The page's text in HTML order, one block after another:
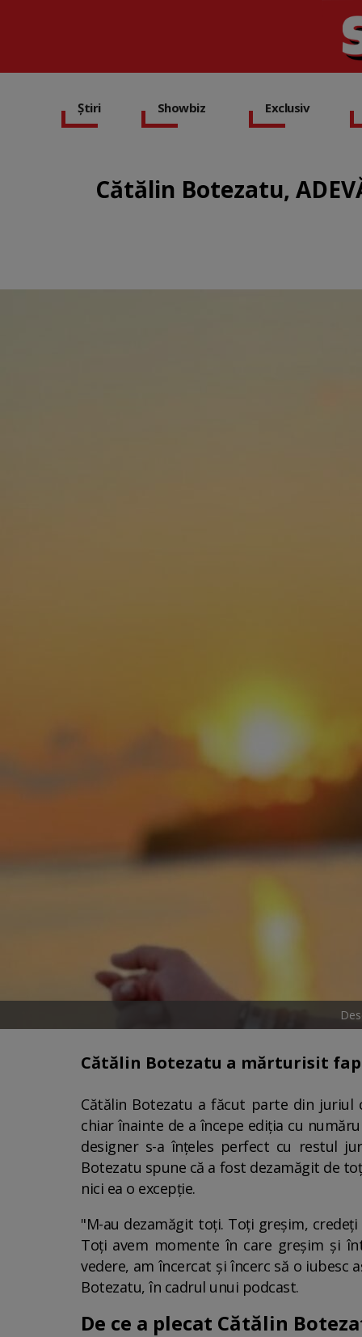
Știri Showbiz Exclusiv
Cătălin Botezatu,
Cătălin Botezatu a mărturisit
Cătălin Botezatu a făcut parte din juriul
chiar înainte de a începe ediția cu
designer s-a înțeles perfect cu restul
Botezatu spune că a fost dezamăgit de
nici ea o excepție.
"M-au dezamăgit toți. Toți greșim, credeți
Toți avem momente în care greșim și
vedere, am încercat și încerc să o iubesc
Botezatu, în cadrul unui podcast.
De ce a plecat Cătălin